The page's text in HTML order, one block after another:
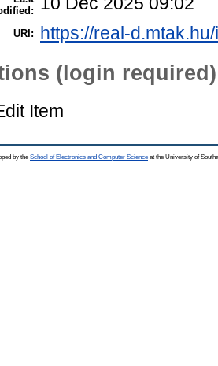
URI: https://real-
(login required)
Item
by the School of Electronics and Computer Science at the University of